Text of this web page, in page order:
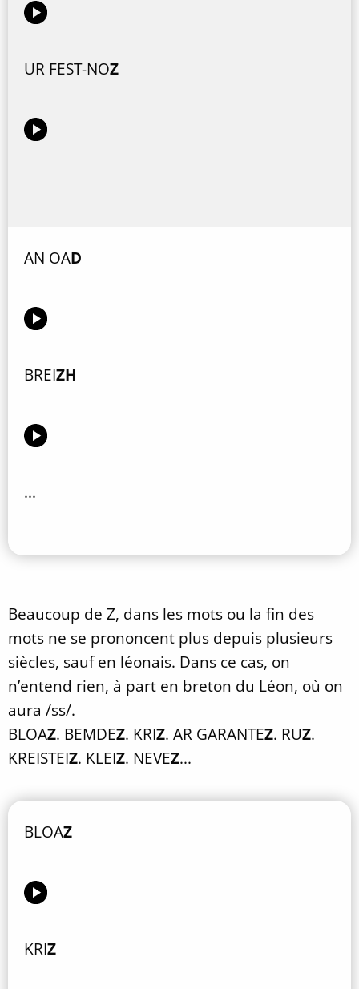
UR FEST-NOZ
AN OAD
BREIZH
...
Beaucoup de Z, dans les mots ou la fin des
mots ne se prononcent plus depuis plusieurs
siècles, sauf en léonais. Dans ce cas, on
n’entend rien, à part en breton du Léon, où on
aura /ss/.
BLOAZ. BEMDEZ. KRIZ. AR GARANTEZ. RUZ.
KREISTEIZ. KLEIZ. NEVEZ...
BLOAZ
KRIZ